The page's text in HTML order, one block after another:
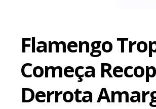
Flamengo
Começa
Derrota